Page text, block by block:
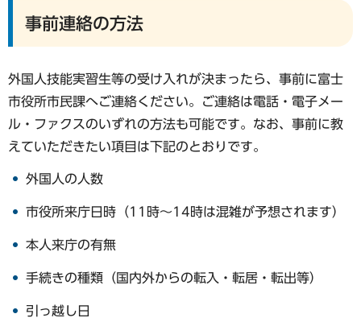
事前連絡の方法
外国人技能実習生等の受け入れが決まったら、事前に富士
市役所市民課へご連絡ください。ご連絡は電話・電子メー
ル・ファクスのいずれの方法も可能です。なお、事前に教
えていただきたい項目は下記のとおりです。
外国人の人数
市役所来庁日時（11時～14時は混雑が予想されます）
本人来庁の有無
手続きの種類（国内外からの転入・転居・転出等）
引っ越し日